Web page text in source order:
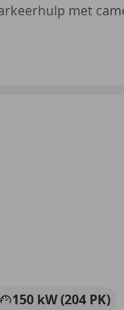
150 kW (204 PK)